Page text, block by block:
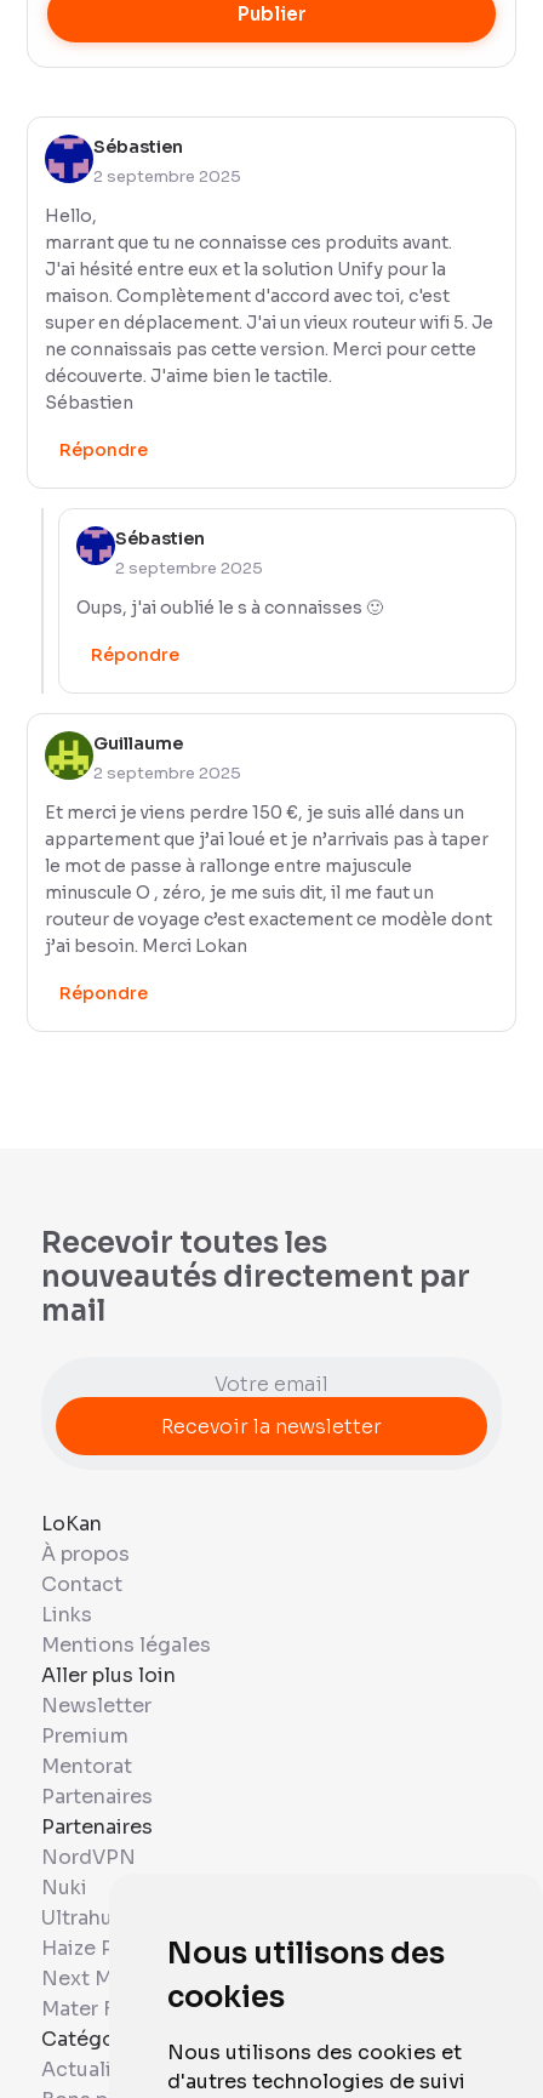
Nous utilisons des
cookies
Nous utilisons des cookies et
d'autres technologies de suivi
Publier
Sébastien
2 septembre 2025
Hello,
marrant que tu ne connaisse ces produits avant.
J'ai hésité entre eux et la solution Unify pour la
maison. Complètement d'accord avec toi, c'est
super en déplacement. J'ai un vieux routeur wifi 5. Je
ne connaissais pas cette version. Merci pour cette
découverte. J'aime bien le tactile.
Sébastien
Répondre
Sébastien
2 septembre 2025
Oups, j'ai oublié le s à connaisses 🙂
Répondre
Guillaume
2 septembre 2025
Et merci je viens perdre 150 €, je suis allé dans un
appartement que j’ai loué et je n’arrivais pas à taper
le mot de passe à rallonge entre majuscule
minuscule O , zéro, je me suis dit, il me faut un
routeur de voyage c’est exactement ce modèle dont
j’ai besoin. Merci Lokan
Répondre
Recevoir toutes les
nouveautés directement par
mail
LoKan
À propos
Contact
Links
Mentions légales
Aller plus loin
Newsletter
Premium
Mentorat
Partenaires
Partenaires
NordVPN
Nuki
Ultrahuman
Haize Project
Next Mobiles
Mater France
Catégories
Actualités